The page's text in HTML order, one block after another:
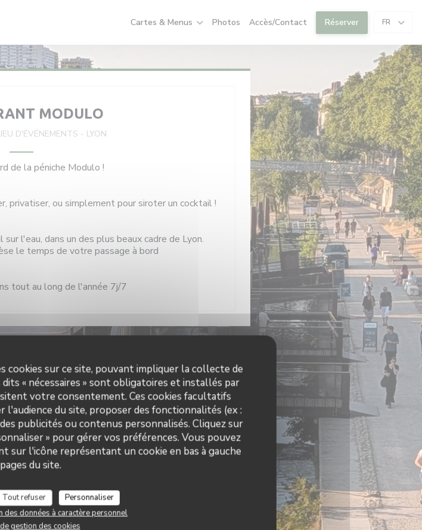
sur ce site, pouvant impliquer la collecte de
« nécessaires » sont obligatoires et installés par
votre consentement. Ces cookies facultatifs
du site, proposer des fonctionnalités (ex :
publicités ou contenus personnalisés. Cliquez sur
» pour gérer vos préférences. Vous pouvez
sur l'icône représentant un cookie en bas à gauche
du site.
Tout refuser
Personnaliser
des données à caractère personnel
gestion des cookies
Cartes & Menus Photos Accès/Contact Réserver FR
MODULO
D'ÉVÉNEMENTS - LYON
de la péniche Modulo !
privatiser, ou simplement pour siroter un cocktail !
l'eau, dans un des plus beaux cadre de Lyon.
le temps de votre passage à bord
tout au long de l'année 7j/7
Horaires
Lun -Ven 10h00 - 01h00
Sam-Dim 09h00 - 01h00
Modulo